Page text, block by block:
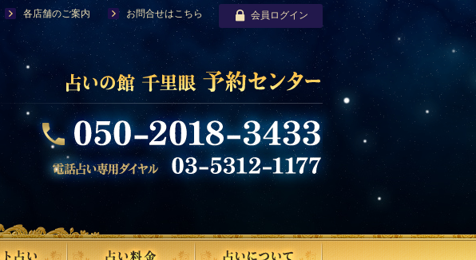
各店舗のご案内 お問合せはこちら 会員ログイン